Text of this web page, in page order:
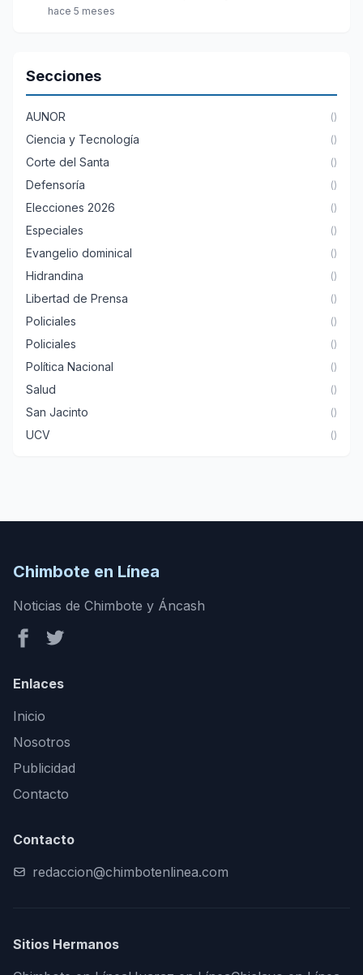
hace 5 meses
Secciones
AUNOR ()
Ciencia y Tecnología ()
Corte del Santa ()
Defensoría ()
Elecciones 2026 ()
Especiales ()
Evangelio dominical ()
Hidrandina ()
Libertad de Prensa ()
Policiales ()
Policiales ()
Política Nacional ()
Salud ()
San Jacinto ()
UCV ()
Chimbote en Línea
Noticias de Chimbote y Áncash
Enlaces
Inicio
Nosotros
Publicidad
Contacto
Contacto
redaccion@chimbotenlinea.com
Sitios Hermanos